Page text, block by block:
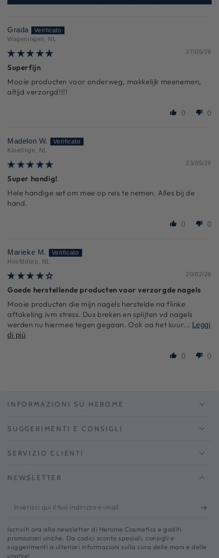
Grada
Wageningen, NL
27/05/26
Superfijn
Mooie producten voor onderweg, makkelijk meenemen,
altijd verzorgd!!!!
0 0
Madelon W.
Kloetinge, NL
23/05/26
Super handig!
Hele handige set om mee op reis te nemen. Alles bij de
hand.
0 0
Marieke M.
Hoofddorp, NL
20/02/26
Goede herstellende producten voor verzorgde nagels
Mooie producten die mijn nagels herstelde na flinke
aftakeling ivm stress. Dus breken en splijten vd nagels
werden nu hiermee tegen gegaan. Ook oa het kuur... Leggi
di più
0 0
INFORMAZIONI SU HEROME
SUGGERIMENTI E CONSIGLI
SERVIZIO CLIENTI
NEWSLETTER
Inserisci
il
tuo
Iscriviti ora alla newsletter di Herome Cosmetics e goditi
promozioni uniche. Da codici sconto speciali, consigli e
suggerimenti a ulteriori informazioni sulla cura delle mani e delle
unghie!